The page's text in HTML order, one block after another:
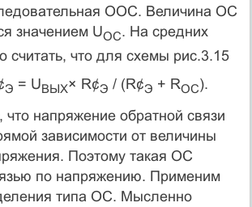
ООС. Величина ОС
значением UОС. На средних
считать, что для схемы рис.3.15
Э = UВЫХ× R¢Э / (R¢Э + RОС).
напряжение обратной связи
зависимости от величины
Поэтому такая ОС
по напряжению. Применим
типа ОС. Мысленно